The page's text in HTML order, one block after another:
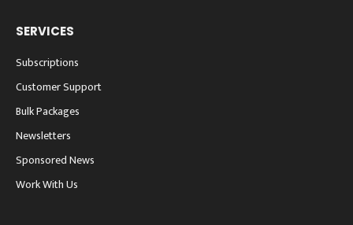
SERVICES
Subscriptions
Customer Support
Bulk Packages
Newsletters
Sponsored News
Work With Us